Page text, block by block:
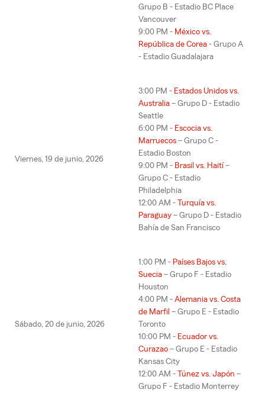
Grupo B - Estadio BC Place
Vancouver
9:00 PM - México vs.
República de Corea - Grupo A
- Estadio Guadalajara
Viernes, 19 de junio, 2026
3:00 PM - Estados Unidos vs.
Australia – Grupo D - Estadio
Seattle
6:00 PM - Escocia vs.
Marruecos – Grupo C -
Estadio Boston
9:00 PM - Brasil vs. Haití –
Grupo C - Estadio
Philadelphia
12:00 AM -
Turquía vs.
Paraguay – Grupo D - Estadio
Bahía de San Francisco
Sábado, 20 de junio, 2026
1:00 PM - Países Bajos vs.
Suecia – Grupo F - Estadio
Houston
4:00 PM - Alemania vs. Costa
de Marfil – Grupo E - Estadio
Toronto
10:00 PM - Ecuador vs.
Curazao – Grupo E - Estadio
Kansas City
12:00 AM -
Túnez vs. Japón –
Grupo F - Estadio Monterrey